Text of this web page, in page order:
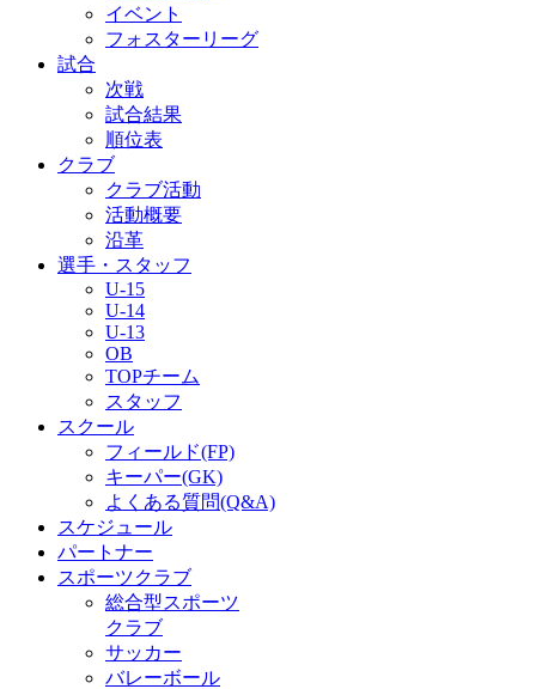
イベント
フォスターリーグ
試合
次戦
試合結果
順位表
クラブ
クラブ活動
活動概要
沿革
選手・スタッフ
U-15
U-14
U-13
OB
TOPチーム
スタッフ
スクール
フィールド(FP)
キーパー(GK)
よくある質問(Q&A)
スケジュール
パートナー
スポーツクラブ
総合型スポーツ
クラブ
サッカー
バレーボール